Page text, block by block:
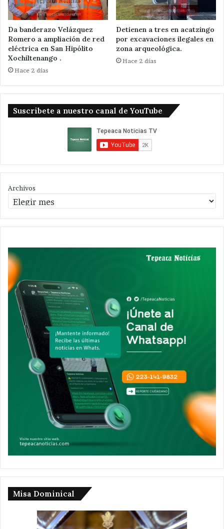
Da banderazo Velázquez
Romero a ampliación de red
eléctrica en San Hipólito
Xochiltenango .
Hace 2 días
Detienen a tres en acatzingo
por excavaciones ilegales en
zona arqueológica.
Hace 2 días
Suscribete a nuestro canal de YouTube
Archivos
Misa Dominical